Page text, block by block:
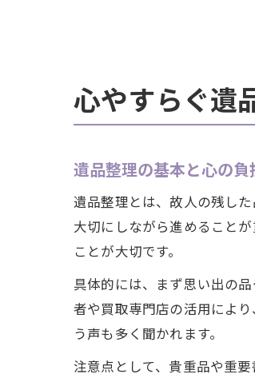
心やすらぐ遺
遺品整理の基本と心の
遺品整理とは、故人の残し
大切にしながら進めること
ことが大切です。
具体的には、まず思い出の
者や買取専門店の活用によ
う声も多く聞かれます。
注意点として、貴重品や重